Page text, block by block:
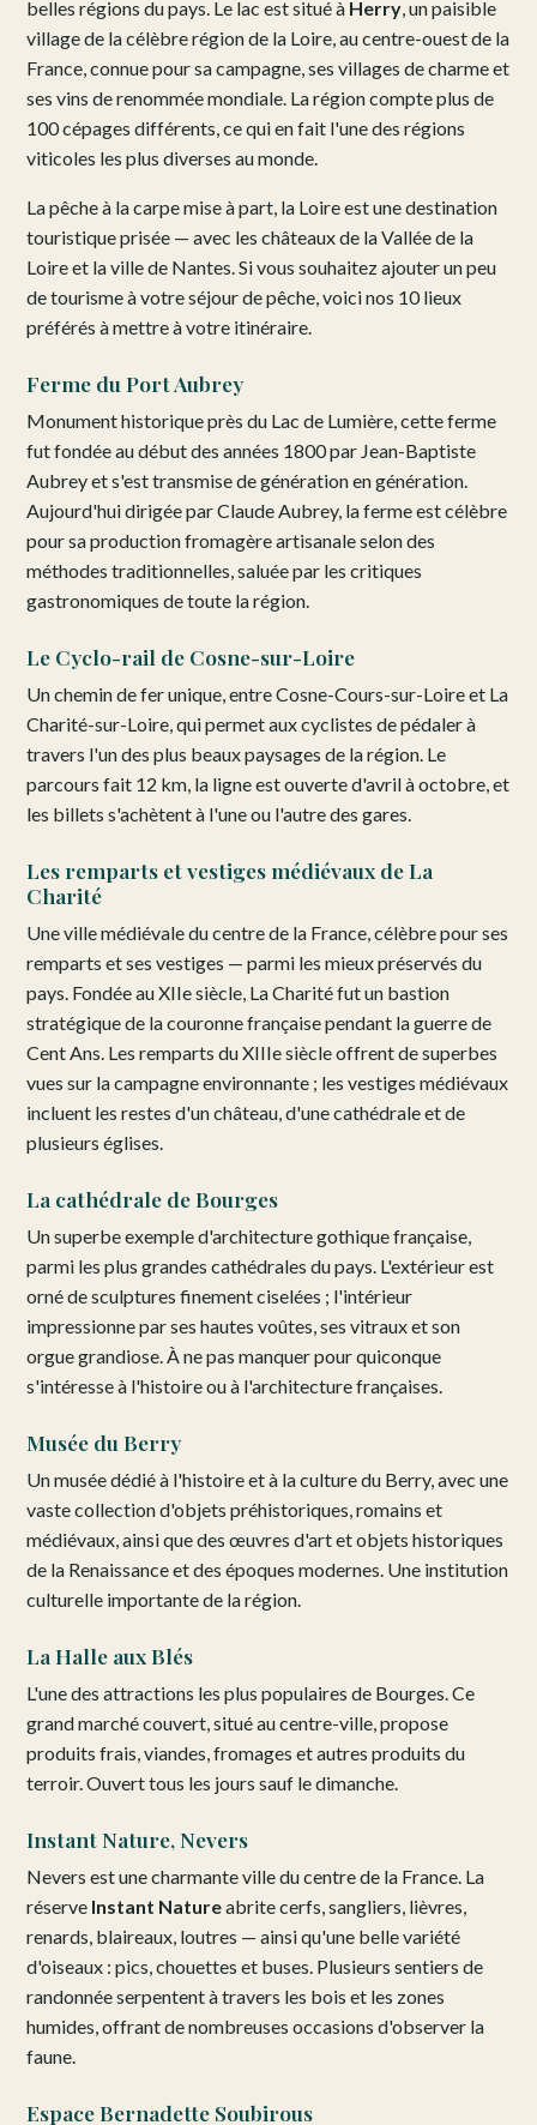
belles régions du pays. Le lac est situé à Herry, un paisible
village de la célèbre région de la Loire, au centre-ouest de la
France, connue pour sa campagne, ses villages de charme et
ses vins de renommée mondiale. La région compte plus de
100 cépages différents, ce qui en fait l'une des régions
viticoles les plus diverses au monde.
La pêche à la carpe mise à part, la Loire est une destination
touristique prisée — avec les châteaux de la Vallée de la
Loire et la ville de Nantes. Si vous souhaitez ajouter un peu
de tourisme à votre séjour de pêche, voici nos 10 lieux
préférés à mettre à votre itinéraire.
Ferme du Port Aubrey
Monument historique près du Lac de Lumière, cette ferme
fut fondée au début des années 1800 par Jean-Baptiste
Aubrey et s'est transmise de génération en génération.
Aujourd'hui dirigée par Claude Aubrey, la ferme est célèbre
pour sa production fromagère artisanale selon des
méthodes traditionnelles, saluée par les critiques
gastronomiques de toute la région.
Le Cyclo-rail de Cosne-sur-Loire
Un chemin de fer unique, entre Cosne-Cours-sur-Loire et La
Charité-sur-Loire, qui permet aux cyclistes de pédaler à
travers l'un des plus beaux paysages de la région. Le
parcours fait 12 km, la ligne est ouverte d'avril à octobre, et
les billets s'achètent à l'une ou l'autre des gares.
Les remparts et vestiges médiévaux de La
Charité
Une ville médiévale du centre de la France, célèbre pour ses
remparts et ses vestiges — parmi les mieux préservés du
pays. Fondée au XIIe siècle, La Charité fut un bastion
stratégique de la couronne française pendant la guerre de
Cent Ans. Les remparts du XIIIe siècle offrent de superbes
vues sur la campagne environnante ; les vestiges médiévaux
incluent les restes d'un château, d'une cathédrale et de
plusieurs églises.
La cathédrale de Bourges
Un superbe exemple d'architecture gothique française,
parmi les plus grandes cathédrales du pays. L'extérieur est
orné de sculptures finement ciselées ; l'intérieur
impressionne par ses hautes voûtes, ses vitraux et son
orgue grandiose. À ne pas manquer pour quiconque
s'intéresse à l'histoire ou à l'architecture françaises.
Musée du Berry
Un musée dédié à l'histoire et à la culture du Berry, avec une
vaste collection d'objets préhistoriques, romains et
médiévaux, ainsi que des œuvres d'art et objets historiques
de la Renaissance et des époques modernes. Une institution
culturelle importante de la région.
La Halle aux Blés
L'une des attractions les plus populaires de Bourges. Ce
grand marché couvert, situé au centre-ville, propose
produits frais, viandes, fromages et autres produits du
terroir. Ouvert tous les jours sauf le dimanche.
Instant Nature, Nevers
Nevers est une charmante ville du centre de la France. La
réserve Instant Natureabrite cerfs, sangliers, lièvres,
renards, blaireaux, loutres — ainsi qu'une belle variété
d'oiseaux : pics, chouettes et buses. Plusieurs sentiers de
randonnée serpentent à travers les bois et les zones
humides, offrant de nombreuses occasions d'observer la
faune.
Espace Bernadette Soubirous